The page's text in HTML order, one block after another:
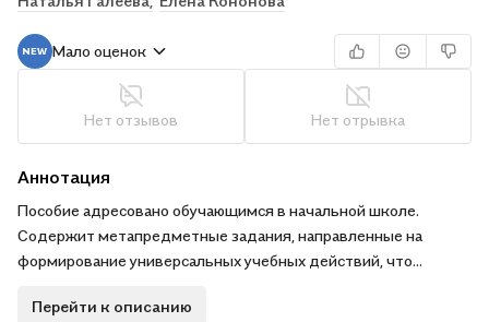
Мало оценок
Нет отзывов Нет отрывка
Аннотация
Пособие адресовано обучающимся в начальной школе.
Содержит метапредметные задания, направленные на
формирование универсальных учебных действий, что
умений и навыков, и подготовку к олимпиадам. Сборник
Перейти к описанию